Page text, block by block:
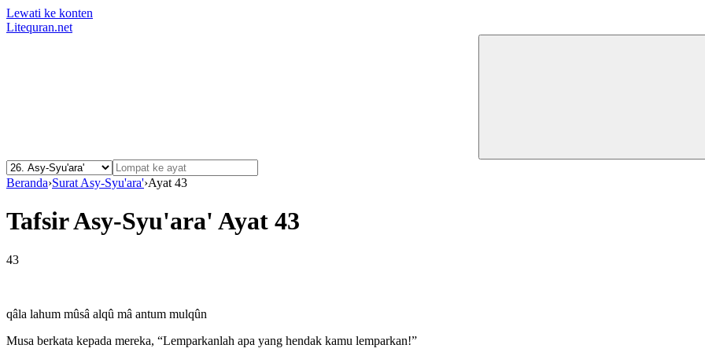
Lewati ke konten
Litequran.net
Beranda›Surat Asy-Syu'ara'›Ayat 43
Tafsir Asy-Syu'ara' Ayat 43
43
qâla lahum mûsâ alqû mâ antum mulqûn
Musa berkata kepada mereka, “Lemparkanlah apa yang hendak kamu lemparkan!”